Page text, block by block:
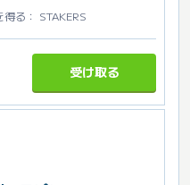
る： STAKERS
受け取る